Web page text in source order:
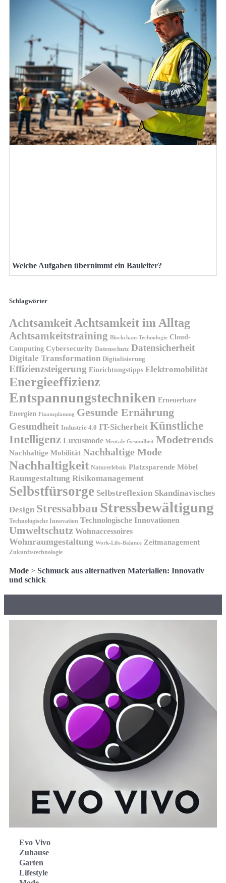
Welche Aufgaben übernimmt ein Bauleiter?
Schlagwörter
AchtsamkeitAchtsamkeit im Alltag
Achtsamkeitstraining Blockchain-Technologie Cloud-
Computing Cybersecurity Datenschutz Datensicherheit
Digitale Transformation Digitalisierung
Effizienzsteigerung Einrichtungstipps Elektromobilität
Energieeffizienz
Entspannungstechniken Erneuerbare
Energien Finanzplanung Gesunde Ernährung
Gesundheit Industrie 4.0 IT-Sicherheit Künstliche
Intelligenz Luxusmode Mentale Gesundheit Modetrends
Nachhaltige Mobilität Nachhaltige Mode
Nachhaltigkeit Naturerlebnis Platzsparende Möbel
Raumgestaltung Risikomanagement
Selbstfürsorge Selbstreflexion Skandinavisches
Design Stressabbau Stressbewältigung
Technologische Innovation Technologische Innovationen
Umweltschutz Wohnaccessoires
Wohnraumgestaltung Work-Life-Balance Zeitmanagement
Zukunftstechnologie
Mode > Schmuck aus alternativen Materialien: Innovativ
und schick
Evo Vivo
Zuhause
Garten
Lifestyle